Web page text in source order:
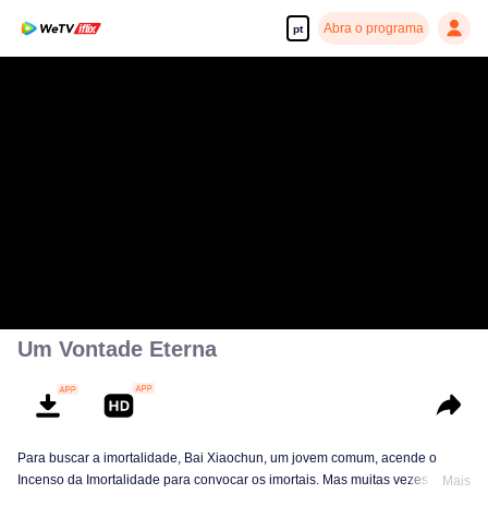
pt Abra o programa
Um Vontade Eterna
Para buscar a imortalidade, Bai Xiaochun, um jovem comum, acende o
Incenso da Imortalidade para convocar os imortais. Mas muitas vezes ele éMais